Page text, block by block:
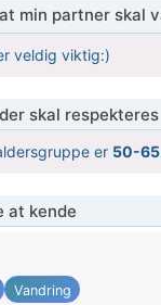
min partner skal
veldig viktig:)
skal respekteres
er 50-65
at kende
Vandring